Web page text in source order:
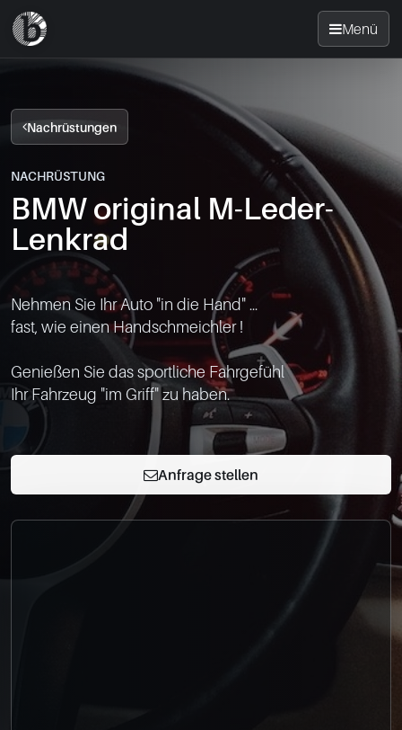
Menü
Nachrüsten
News
FAQ
Standorte
Kontakt
0049-861-900290
info@bimmer-manufaktur.de
Nachrüstungen
NACHRÜSTUNG
BMW original M-Leder-
Lenkrad
Nehmen Sie Ihr Auto "in die Hand" ...
fast, wie einen Handschmeichler !
Genießen Sie das sportliche Fahrgefühl
Ihr Fahrzeug "im Griff" zu haben.
Anfrage stellen